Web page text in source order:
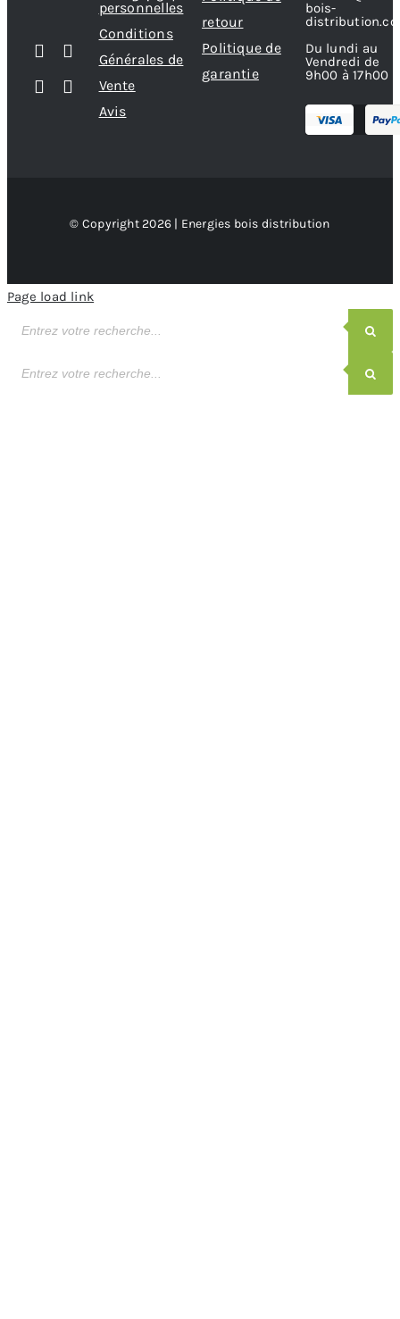
personnelles
Conditions
Générales de
Vente
Avis
retour
Politique de
garantie
bois-
Du lundi au
Vendredi de
9h00 à 17h00
© Copyright 2026 | Energies bois distribution
Page load link
de
de